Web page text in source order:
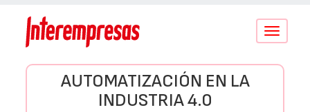
Conmutar
AUTOMATIZACIÓN EN LA
INDUSTRIA 4.0